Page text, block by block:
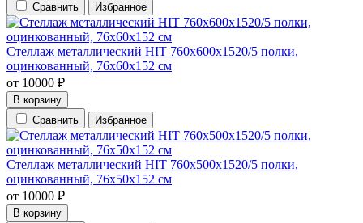
Сравнить
Избранное
Стеллаж металлический HIT 760х600х1520/5 полки,
оцинкованный, 76х60х152 см
от 10000 ₽
В корзину
Сравнить
Избранное
Стеллаж металлический HIT 760х500х1520/5 полки,
оцинкованный, 76х50х152 см
от 10000 ₽
В корзину